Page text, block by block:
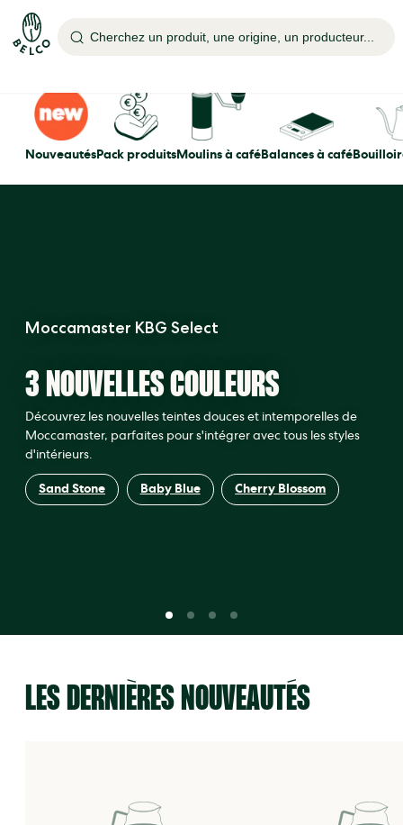
Cherchez un produit, une origine, un producteur...
NouveautésPack produitsMoulins à caféBalances à café
Moccamaster KBG Select
3 NOUVELLES COULEURS
Découvrez les nouvelles teintes douces et intemporelles de
Moccamaster, parfaites pour s'intégrer avec tous les styles
d'intérieurs.
Sand Stone Baby Blue Cherry Blossom
LES DERNIÈRES NOUVEAUTÉS